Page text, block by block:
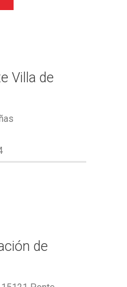
Villa de
de